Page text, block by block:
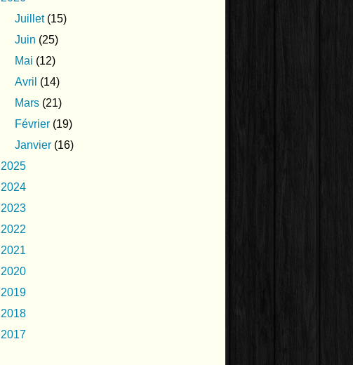
Juillet(15)
Juin (25)
Mai (12)
Avril (14)
Mars (21)
Février (19)
Janvier (16)
2025
2024
2023
2022
2021
2020
2019
2018
2017